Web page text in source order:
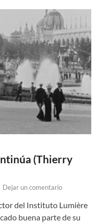
(Thierry
Dejar un comentario
del Instituto Lumière
buena parte de su